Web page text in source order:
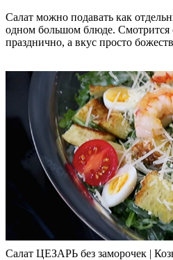
Салат можно подавать как
одном большом блюде. Смотрится
празднично, а вкус просто
Салат ЦЕЗАРЬ без заморочек |